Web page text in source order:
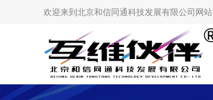
欢迎来到 北京和信同通科技发展有限公司网站